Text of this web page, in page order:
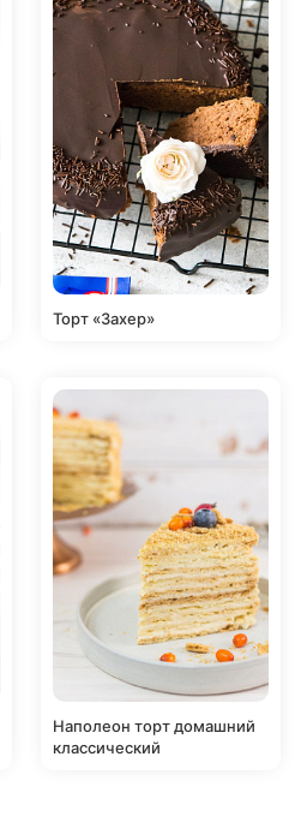
Торт «Захер»
Наполеон торт домашний
классический